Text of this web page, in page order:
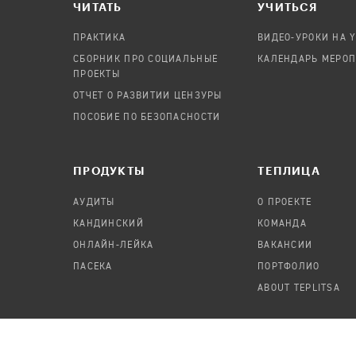
ЧИТАТЬ
ПРАКТИКА
СБОРНИК ПРО СОЦИАЛЬНЫЕ
ПРОЕКТЫ
ОТЧЕТ О РАЗВИТИИ ЦЕНЗУРЫ
ПОСОБИЕ ПО БЕЗОПАСНОСТИ
УЧИТЬСЯ
ВИДЕО-УРОКИ НА
КАЛЕНДАРЬ
ПРОДУКТЫ
АУДИТЫ
КАНДИНСКИЙ
ОНЛАЙН-ЛЕЙКА
ПАСЕКА
TЕПЛИЦА
О ПРОЕКТЕ
КОМАНДА
ВАКАНСИИ
ПОРТФОЛИО
ABOUT TEPLITSA